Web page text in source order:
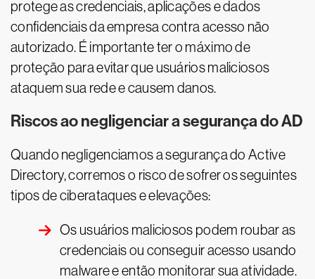
protege as credenciais, aplicações e dados
confidenciais da empresa contra acesso não
autorizado. É importante ter o máximo de
proteção para evitar que usuários maliciosos
ataquem sua rede e causem danos.
Riscos ao negligenciar a segurança do AD
Quando negligenciamos a segurança do Active
Directory, corremos o risco de sofrer os seguintes
tipos de ciberataques e elevações:
Os usuários maliciosos podem roubar as
credenciais ou conseguir acesso usando
malware e então monitorar sua atividade.